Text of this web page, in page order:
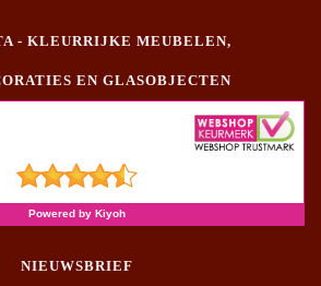
- KLEURRIJKE MEUBELEN,
EN GLASOBJECTEN
NIEUWSBRIEF